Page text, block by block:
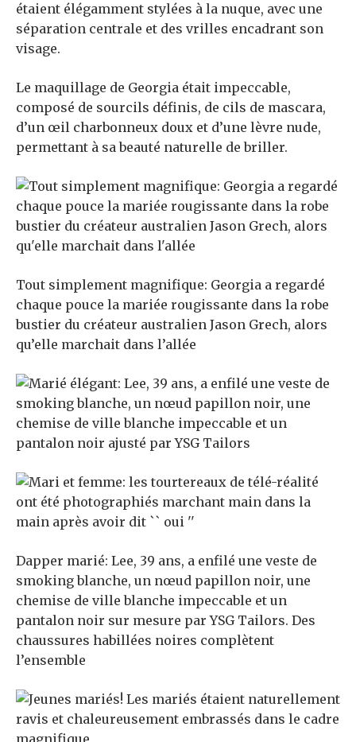
étaient élégamment stylées à la nuque, avec une
séparation centrale et des vrilles encadrant son
visage.
Le maquillage de Georgia était impeccable,
composé de sourcils définis, de cils de mascara,
d’un œil charbonneux doux et d’une lèvre nude,
permettant à sa beauté naturelle de briller.
Tout simplement magnifique: Georgia a regardé
chaque pouce la mariée rougissante dans la robe
bustier du créateur australien Jason Grech, alors
qu’elle marchait dans l’allée
Dapper marié: Lee, 39 ans, a enfilé une veste de
smoking blanche, un nœud papillon noir, une
chemise de ville blanche impeccable et un
pantalon noir sur mesure par YSG Tailors. Des
chaussures habillées noires complètent
l’ensemble